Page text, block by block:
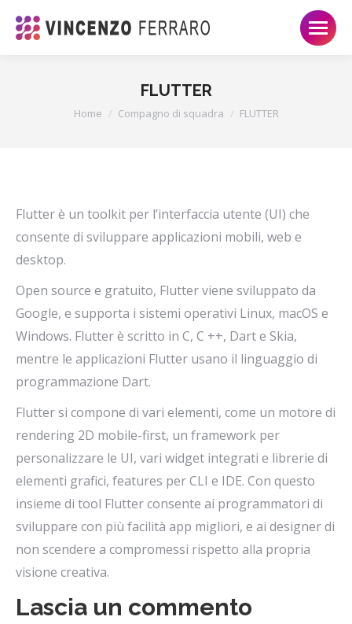
FLUTTER
Tu sei qui:
Home Compagno di squadra FLUTTER
Flutter è un toolkit per l’interfaccia utente (UI) che
consente di sviluppare applicazioni mobili, web e
desktop.
Open source e gratuito, Flutter viene sviluppato da
Google, e supporta i sistemi operativi Linux, macOS e
Windows. Flutter è scritto in C, C ++, Dart e Skia,
mentre le applicazioni Flutter usano il linguaggio di
programmazione Dart.
Flutter si compone di vari elementi, come un motore di
rendering 2D mobile-first, un framework per
personalizzare le UI, vari widget integrati e librerie di
elementi grafici, features per CLI e IDE. Con questo
insieme di tool Flutter consente ai programmatori di
sviluppare con più facilità app migliori, e ai designer di
non scendere a compromessi rispetto alla propria
visione creativa.
Lascia un commento